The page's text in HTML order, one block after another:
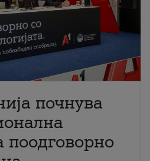
почнува